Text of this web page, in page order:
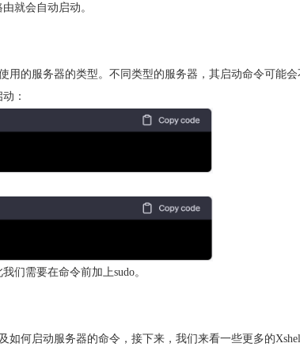
就会自动启动。
的服务器的类型。不同类型的服务器，其启动命令可能会
：
们需要在命令前加上sudo。
何启动服务器的命令，接下来，我们来看一些更多的